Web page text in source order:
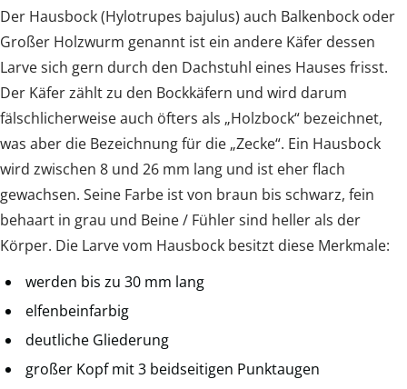
Der Hausbock (Hylotrupes bajulus) auch Balkenbock oder
Großer Holzwurm genannt ist ein andere Käfer dessen
Larve sich gern durch den Dachstuhl eines Hauses frisst.
Der Käfer zählt zu den Bockkäfern und wird darum
fälschlicherweise auch öfters als „Holzbock“ bezeichnet,
was aber die Bezeichnung für die „Zecke“. Ein Hausbock
wird zwischen 8 und 26 mm lang und ist eher flach
gewachsen. Seine Farbe ist von braun bis schwarz, fein
behaart in grau und Beine / Fühler sind heller als der
Körper. Die Larve vom Hausbock besitzt diese Merkmale:
werden bis zu 30 mm lang
elfenbeinfarbig
deutliche Gliederung
großer Kopf mit 3 beidseitigen Punktaugen